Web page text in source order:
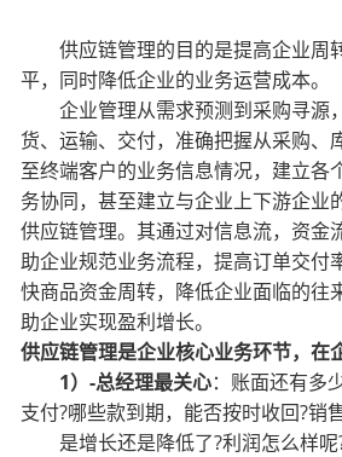
供应链管理的目的是提高企业周
平，同时降低企业的业务运营成本。
企业管理从需求预测到采购寻源
货、运输、交付，准确把握从采购、
至终端客户的业务信息情况，建立各
务协同，甚至建立与企业上下游企业
供应链管理。其通过对信息流，资金
助企业规范业务流程，提高订单交付
快商品资金周转，降低企业面临的往
助企业实现盈利增长。
供应链管理是企业核心业务环节，在
1）-总经理最关心：账面还有多
支付?哪些款到期，能否按时收回?销
是增长还是降低了?利润怎么样呢